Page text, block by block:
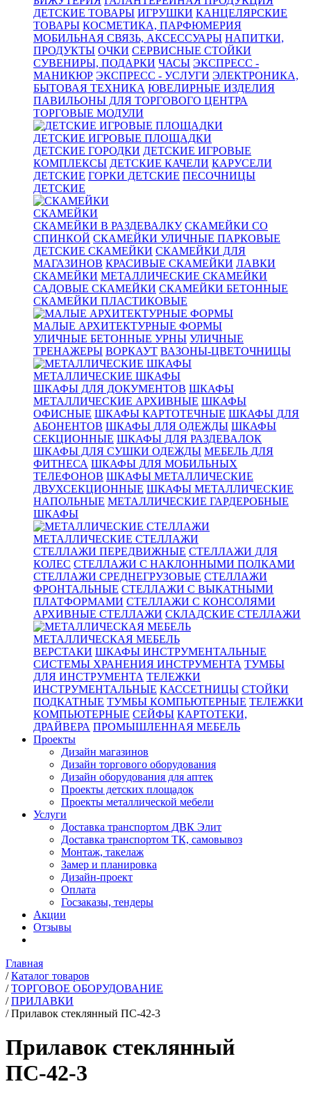
ДЕТСКИЕ ТОВАРЫ ИГРУШКИ КАНЦЕЛЯРСКИЕ
ТОВАРЫ КОСМЕТИКА, ПАРФЮМЕРИЯ
МОБИЛЬНАЯ СВЯЗЬ, АКСЕССУАРЫ НАПИТКИ,
ПРОДУКТЫ ОЧКИ СЕРВИСНЫЕ СТОЙКИ
СУВЕНИРЫ, ПОДАРКИ ЧАСЫ ЭКСПРЕСС -
МАНИКЮР ЭКСПРЕСС - УСЛУГИ ЭЛЕКТРОНИКА,
БЫТОВАЯ ТЕХНИКА ЮВЕЛИРНЫЕ ИЗДЕЛИЯ
ПАВИЛЬОНЫ ДЛЯ ТОРГОВОГО ЦЕНТРА
ТОРГОВЫЕ МОДУЛИ
ДЕТСКИЕ ИГРОВЫЕ ПЛОЩАДКИ
ДЕТСКИЕ ГОРОДКИ ДЕТСКИЕ ИГРОВЫЕ
КОМПЛЕКСЫ ДЕТСКИЕ КАЧЕЛИ КАРУСЕЛИ
ДЕТСКИЕ ГОРКИ ДЕТСКИЕ ПЕСОЧНИЦЫ
ДЕТСКИЕ
СКАМЕЙКИ
СКАМЕЙКИ В РАЗДЕВАЛКУ СКАМЕЙКИ СО
СПИНКОЙ СКАМЕЙКИ УЛИЧНЫЕ ПАРКОВЫЕ
ДЕТСКИЕ СКАМЕЙКИ СКАМЕЙКИ ДЛЯ
МАГАЗИНОВ КРАСИВЫЕ СКАМЕЙКИ ЛАВКИ
СКАМЕЙКИ МЕТАЛЛИЧЕСКИЕ СКАМЕЙКИ
САДОВЫЕ СКАМЕЙКИ СКАМЕЙКИ БЕТОННЫЕ
СКАМЕЙКИ ПЛАСТИКОВЫЕ
МАЛЫЕ АРХИТЕКТУРНЫЕ ФОРМЫ
УЛИЧНЫЕ БЕТОННЫЕ УРНЫ УЛИЧНЫЕ
ТРЕНАЖЕРЫ ВОРКАУТ ВАЗОНЫ-ЦВЕТОЧНИЦЫ
МЕТАЛЛИЧЕСКИЕ ШКАФЫ
ШКАФЫ ДЛЯ ДОКУМЕНТОВ ШКАФЫ
МЕТАЛЛИЧЕСКИЕ АРХИВНЫЕ ШКАФЫ
ОФИСНЫЕ ШКАФЫ КАРТОТЕЧНЫЕ ШКАФЫ ДЛЯ
АБОНЕНТОВ ШКАФЫ ДЛЯ ОДЕЖДЫ ШКАФЫ
СЕКЦИОННЫЕ ШКАФЫ ДЛЯ РАЗДЕВАЛОК
ШКАФЫ ДЛЯ СУШКИ ОДЕЖДЫ МЕБЕЛЬ ДЛЯ
ФИТНЕСА ШКАФЫ ДЛЯ МОБИЛЬНЫХ
ТЕЛЕФОНОВ ШКАФЫ МЕТАЛЛИЧЕСКИЕ
ДВУХСЕКЦИОННЫЕ ШКАФЫ МЕТАЛЛИЧЕСКИЕ
НАПОЛЬНЫЕ МЕТАЛЛИЧЕСКИЕ ГАРДЕРОБНЫЕ
ШКАФЫ
МЕТАЛЛИЧЕСКИЕ СТЕЛЛАЖИ
СТЕЛЛАЖИ ПЕРЕДВИЖНЫЕ СТЕЛЛАЖИ ДЛЯ
КОЛЕС СТЕЛЛАЖИ С НАКЛОННЫМИ ПОЛКАМИ
СТЕЛЛАЖИ СРЕДНЕГРУЗОВЫЕ СТЕЛЛАЖИ
ФРОНТАЛЬНЫЕ СТЕЛЛАЖИ С ВЫКАТНЫМИ
ПЛАТФОРМАМИ СТЕЛЛАЖИ С КОНСОЛЯМИ
АРХИВНЫЕ СТЕЛЛАЖИ СКЛАДСКИЕ СТЕЛЛАЖИ
МЕТАЛЛИЧЕСКАЯ МЕБЕЛЬ
ВЕРСТАКИ ШКАФЫ ИНСТРУМЕНТАЛЬНЫЕ
СИСТЕМЫ ХРАНЕНИЯ ИНСТРУМЕНТА ТУМБЫ
ДЛЯ ИНСТРУМЕНТА ТЕЛЕЖКИ
ИНСТРУМЕНТАЛЬНЫЕ КАССЕТНИЦЫ СТОЙКИ
ПОДКАТНЫЕ ТУМБЫ КОМПЬЮТЕРНЫЕ ТЕЛЕЖКИ
КОМПЬЮТЕРНЫЕ СЕЙФЫ КАРТОТЕКИ,
ДРАЙВЕРА ПРОМЫШЛЕННАЯ МЕБЕЛЬ
Проекты
Дизайн магазинов
Дизайн торгового оборудования
Дизайн оборудования для аптек
Проекты детских площадок
Проекты металлической мебели
Услуги
Доставка транспортом ДВК Элит
Доставка транспортом ТК, самовывоз
Монтаж, такелаж
Замер и планировка
Дизайн-проект
Оплата
Госзаказы, тендеры
Акции
Отзывы
Главная
/ Каталог товаров
/ ТОРГОВОЕ ОБОРУДОВАНИЕ
/ ПРИЛАВКИ
/ Прилавок стеклянный ПС-42-3
Прилавок стеклянный
ПС-42-3